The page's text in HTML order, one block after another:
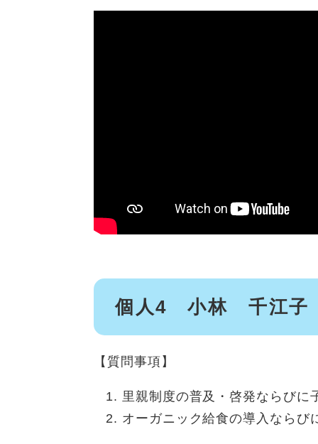
個人4 小林 千江
【質問事項】
里親制度の普及・啓発ならびに
オーガニック給食の導入ならび